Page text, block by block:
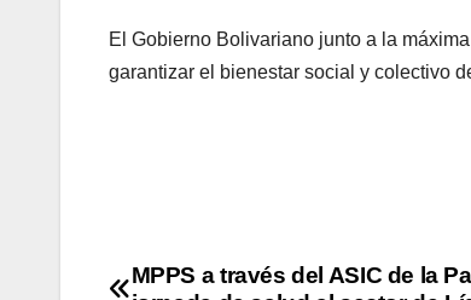
El Gobierno Bolivariano junto a la
garantizar el bienestar social y colectivo
MPPS a través del ASIC de la